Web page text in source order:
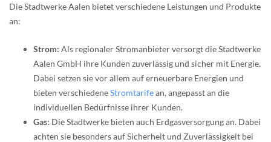
Die Stadtwerke Aalen bietet verschiedene Leistungen und Produkte
an:
Strom: Als regionaler Stromanbieter versorgt die Stadtwerke
Aalen GmbH ihre Kunden zuverlässig und sicher mit Energie.
Dabei setzen sie vor allem auf erneuerbare Energien und
bieten verschiedeneStromtarifean, angepasst an die
individuellen Bedürfnisse ihrer Kunden.
Gas: Die Stadtwerke bieten auch Erdgasversorgung an. Dabei
achten sie besonders auf Sicherheit und Zuverlässigkeit bei